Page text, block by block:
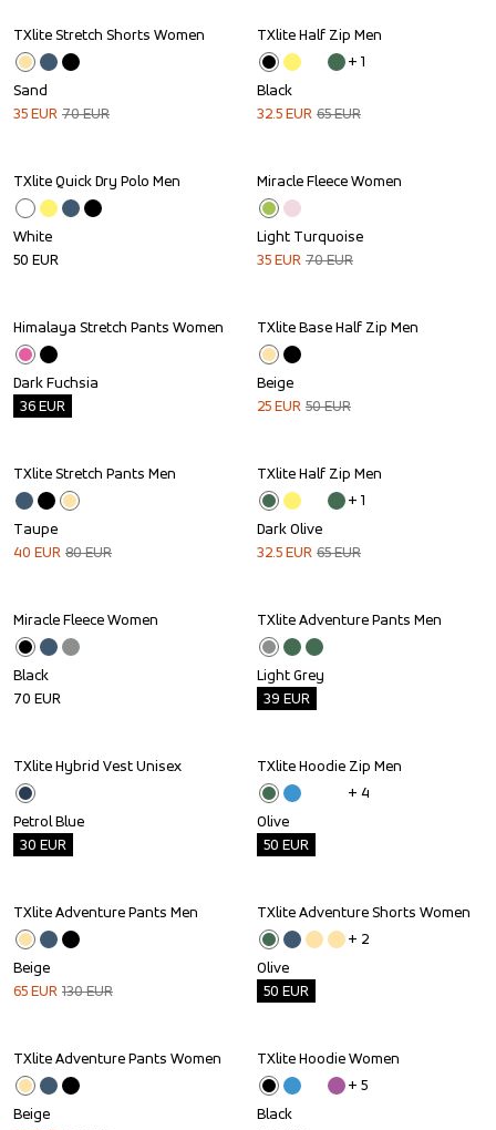
Sale
TXlite Stretch Shorts Women
Sand
35EUR 70EUR
Sale
TXlite Half Zip Men
+ 1
Black
32.5EUR 65EUR
TXlite Quick Dry Polo Men
White
50 EUR
Sale
Miracle Fleece Women
Light Turquoise
35EUR 70EUR
Outlet
Himalaya Stretch Pants Women
Dark Fuchsia
36EUR
Sale
TXlite Base Half Zip Men
Beige
25EUR 50EUR
Sale
TXlite Stretch Pants Men
Taupe
40 EUR 80EUR
Sale
TXlite Half Zip Men
+ 1
Dark Olive
32.5EUR 65EUR
Miracle Fleece Women
Black
70 EUR
Outlet
TXlite Adventure Pants Men
Light Grey
39 EUR
Outlet
TXlite Hybrid Vest Unisex
Petrol Blue
30 EUR
Outlet
TXlite Hoodie Zip Men
+ 4
Olive
50 EUR
Sale
TXlite Adventure Pants Men
Beige
65EUR 130EUR
Outlet
TXlite Adventure Shorts Women
+ 2
Olive
50 EUR
Sale
TXlite Adventure Pants Women
Beige
TXlite Hoodie Women
+ 5
Black